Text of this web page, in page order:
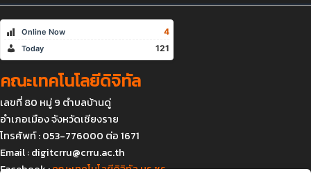
Online Now 4
Today 121
คณะเทคโนโลยีดิจิทัล
เลขที่ 80 หมู่ 9 ตำบลบ้านดู่
อำเภอเมือง จังหวัดเชียงราย
โทรศัพท์ : 053-776000 ต่อ 1671
Email :digitcrru@crru.ac.th
Facebook :คณะเทคโนโลยีดิจิทัล มร.ชร.